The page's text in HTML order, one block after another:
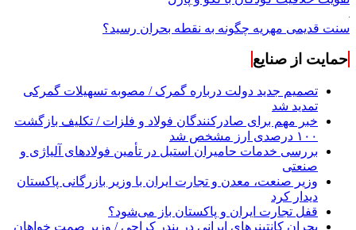
سنت قدیمی مهریه چگونه به نقطه بحران رسید؟
حمایت از صنایع
تصمیم جدید دولت درباره گمرک / مصوبه تسهیلات گمرکی
تمدید شد
خبر مهم برای صادرکنندگان فولاد و فلزات / تکلیف بازگشت
۱۰۰ درصدی ارز مشخص شد
بررسی خدمات حامیران استیل در تأمین فولادهای آلیاژی و
صنعتی
وزیر صنعت، معدن و تجارت ایران با وزیر بازرگانی پاکستان
دیدار کرد
قفل تجارت ایران و پاکستان باز می‌شود؟
بحران کانتینر‌های ایرانی در بندر کراچی / وزیر صمت خواهان